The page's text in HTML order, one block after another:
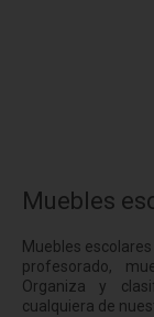
Muebles
Muebles
profesorado,
Organiza y
cualquiera de